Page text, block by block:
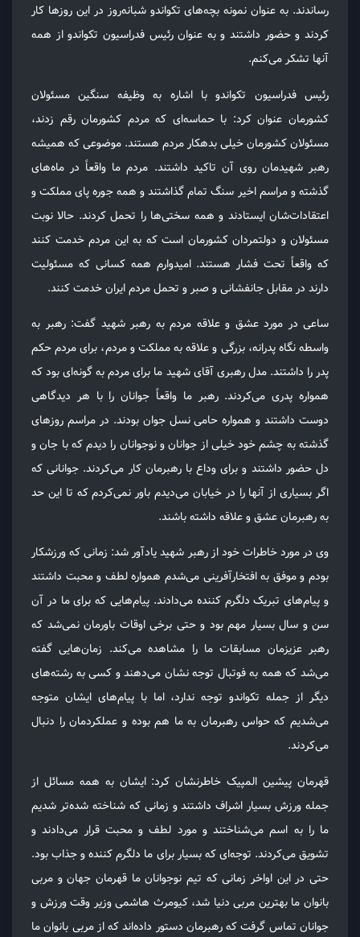
رساندند. به عنوان نمونه بچه‌های تکواندو شبانه‌روز در این روزها کار
کردند و حضور داشتند و به عنوان رئیس فدراسیون تکواندو از همه
آنها تشکر می‌کنم.
رئیس فدراسیون تکواندو با اشاره به وظیفه سنگین مسئولان
کشورمان عنوان کرد: با حماسه‌ای که مردم کشورمان رقم زدند،
مسئولان کشورمان خیلی بدهکار مردم هستند. موضوعی که همیشه
رهبر شهیدمان روی آن تاکید داشتند. مردم ما واقعاً در ماه‌های
گذشته و مراسم اخیر سنگ تمام گذاشتند و همه جوره پای مملکت و
اعتقادات‌شان ایستادند و همه سختی‌ها را تحمل کردند. حالا نوبت
مسئولان و دولتمردان کشورمان است که به این مردم خدمت کنند
که واقعاً تحت فشار هستند. امیدوارم همه کسانی که مسئولیت
دارند در مقابل جانفشانی و صبر و تحمل مردم ایران خدمت کنند.
ساعی در مورد عشق و علاقه مردم به رهبر شهید گفت: رهبر به
واسطه نگاه پدرانه، بزرگی و علاقه به مملکت و مردم، برای مردم حکم
پدر را داشتند. مدل رهبری آقای شهید ما برای مردم به گونه‌ای بود که
همواره پدری می‌کردند. رهبر ما واقعاً جوانان را با هر دیدگاهی
دوست داشتند و همواره حامی نسل جوان بودند. در مراسم روزهای
گذشته به چشم خود خیلی از جوانان و نوجوانان را دیدم که با جان و
دل حضور داشتند و برای وداع با رهبرمان کار می‌کردند. جوانانی که
اگر بسیاری از آنها را در خیابان می‌دیدم باور نمی‌کردم که تا این حد
به رهبرمان عشق و علاقه داشته باشند.
وی در مورد خاطرات خود از رهبر شهید یادآور شد: زمانی که ورزشکار
بودم و موفق به افتخارآفرینی می‌شدم همواره لطف و محبت داشتند
و پیام‌های تبریک دلگرم کننده می‌دادند. پیام‌هایی که برای ما در آن
سن و سال بسیار مهم بود و حتی برخی اوقات باورمان نمی‌شد که
رهبر عزیزمان مسابقات ما را مشاهده می‌کند. زمان‌هایی گفته
می‌شد که همه به فوتبال توجه نشان می‌دهند و کسی به رشته‌های
دیگر از جمله تکواندو توجه ندارد، اما با پیام‌های ایشان متوجه
می‌شدیم که حواس رهبرمان به ما هم بوده و عملکردمان را دنبال
می‌کردند.
قهرمان پیشین المپیک خاطرنشان کرد: ایشان به همه مسائل از
جمله ورزش بسیار اشراف داشتند و زمانی که شناخته شده‌تر شدیم
ما را به اسم می‌شناختند و مورد لطف و محبت قرار می‌دادند و
تشویق می‌کردند. توجه‌ای که بسیار برای ما دلگرم کننده و جذاب بود.
حتی در این اواخر زمانی که تیم نوجوانان ما قهرمان جهان و مربی
بانوان ما بهترین مربی دنیا شد، کیومرث هاشمی وزیر وقت ورزش و
جوانان تماس گرفت که رهبرمان دستور داده‌اند که از مربی بانوان ما